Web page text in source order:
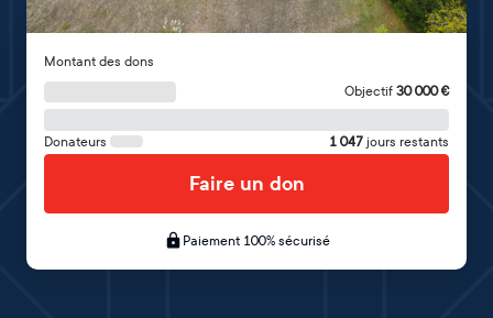
Montant des dons
Objectif 30 000€
Donateurs 1 047 jours restants
Faire un don
Paiement 100% sécurisé